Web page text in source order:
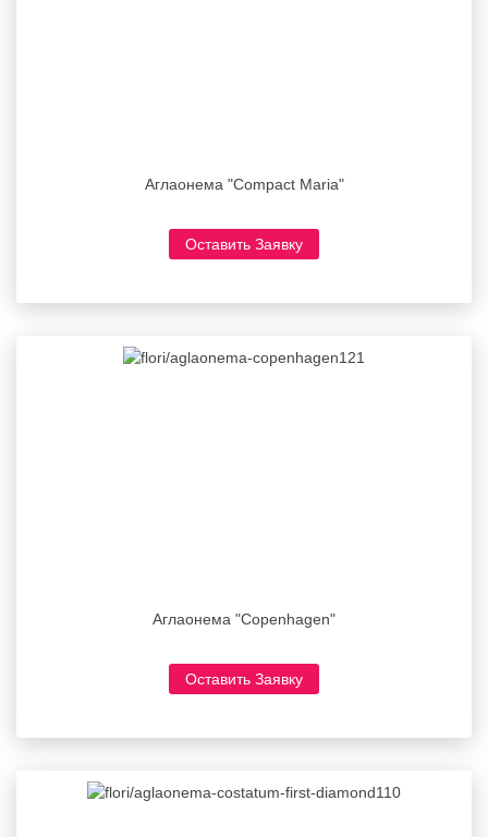
Аглаонема "Compact Maria"
Оставить Заявку
Аглаонема "Copenhagen"
Оставить Заявку